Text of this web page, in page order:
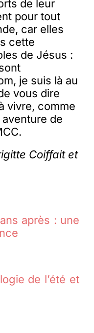
de leur
pour tout
car elles
cette
de Jésus :
je suis là au
vous dire
vivre, comme
de
Coiffait et
après : une
de l’été et